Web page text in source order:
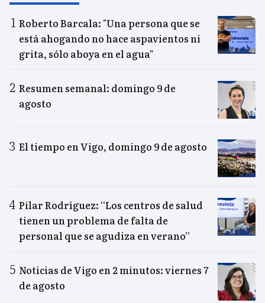
Roberto Barcala: "Una persona que se
está ahogando no hace aspavientos ni
grita, sólo aboya en el agua"
Resumen semanal: domingo 9 de
agosto
El tiempo en Vigo, domingo 9 de agosto
Pilar Rodríguez: “Los centros de salud
tienen un problema de falta de
personal que se agudiza en verano”
Noticias de Vigo en 2 minutos: viernes 7
de agosto